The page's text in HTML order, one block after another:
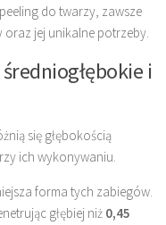
do twarzy, zawsze
oraz jej unikalne potrzeby.
i
się głębokością
ich wykonywaniu.
forma tych zabiegów.
głębiej niż 0,45